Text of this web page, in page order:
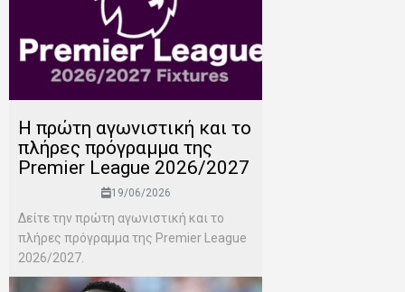
H πρώτη αγωνιστική και το
πλήρες πρόγραμμα της
Premier League 2026/2027
19/06/2026
Δείτε την πρώτη αγωνιστική και το
πλήρες πρόγραμμα της Premier League
2026/2027.